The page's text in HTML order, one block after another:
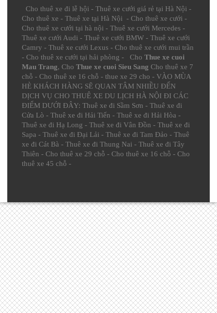
Cho thuê xe đi lễ hội - Thuê xe cưới giá rẻ tại Hà Nội -
Cho thuê xe - Thuê xe tại Hà Nội - Cho thuê xe cưới -
Cho thuê xe cưới tại hà nội - Thuê xe cưới Mercedes -
Thuê xe cưới Audi - Thuê xe cưới BMW - Thuê xe cưới
Camry - Thuê xe cưới Lexus - Cho thuê xe cưới mui trần
- Cho thuê xe cưới tại hải phòng - Cho Thue xe cuoi
Mau Trang, Cho Thue xe cuoi Sieu Sang Cho thuê xe 7
chỗ - Cho thuê xe 16 chỗ - thue xe 29 cho - VÀO MÙA
HÈ KHÁCH HÀNG SẼ QUAN TÂM NHIỀU ĐẾN
DỊCH VỤ CHO THUÊ XE DU LỊCH HÀ NỘI ĐI CÁC
ĐIỂM DƯỚI ĐÂY: Thuê xe đi Sầm Sơn - Thuê xe đi
Cửa Lò - Thuê xe đi Hải Tiến - Thuê xe đi Hải Hòa -
Thuê xe đi Hạ Long - Thuê xe đi Vân Đồn - Thuê xe đi
Sapa - Thuê xe đi Đại Lải - Thuê xe đi Tam Đảo - Thuê
xe đi Cát Bà - Thuê xe đi Thung Nai - Thuê xe đi Tây
Thiên - Cho thuê xe 29 chỗ - Cho thuê xe 16 chỗ - Cho
thuê xe 45 chỗ -